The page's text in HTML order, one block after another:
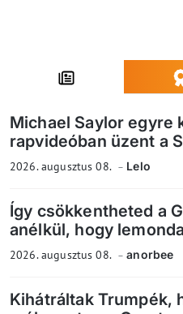
Michael Saylor egyre
rapvideóban üzent a
2026. augusztus 08. Lelo
Így csökkentheted a
anélkül, hogy
2026. augusztus 08. anorbee
Kihátráltak Trumpék,